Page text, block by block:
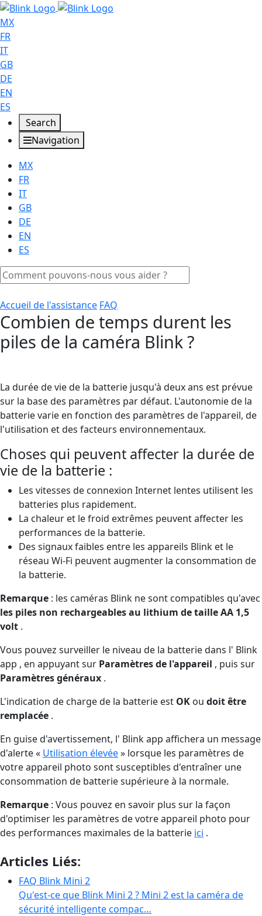
MX
FR
IT
GB
DE
EN
ES
Search
Navigation
MX
FR
IT
GB
DE
EN
ES
Accueil de l'assistance FAQ
Combien de temps durent les
piles de la caméra Blink ?
La durée de vie de la batterie jusqu'à deux ans est prévue
sur la base des paramètres par défaut. L'autonomie de la
batterie varie en fonction des paramètres de l'appareil, de
l'utilisation et des facteurs environnementaux.
Choses qui peuvent affecter la durée de
vie de la batterie :
Les vitesses de connexion Internet lentes utilisent les
batteries plus rapidement.
La chaleur et le froid extrêmes peuvent affecter les
performances de la batterie.
Des signaux faibles entre les appareils Blink et le
réseau Wi-Fi peuvent augmenter la consommation de
la batterie.
Remarque : les caméras Blink ne sont compatibles qu'avec
les piles non rechargeables au lithium de taille AA 1,5
volt .
Vous pouvez surveiller le niveau de la batterie dans l' Blink
app , en appuyant sur Paramètres de l'appareil , puis sur
Paramètres généraux .
L'indication de charge de la batterie est OK ou doit être
remplacée .
En guise d'avertissement, l' Blink app affichera un message
d'alerte « Utilisation élevée» lorsque les paramètres de
votre appareil photo sont susceptibles d'entraîner une
consommation de batterie supérieure à la normale.
Remarque : Vous pouvez en savoir plus sur la façon
d'optimiser les paramètres de votre appareil photo pour
des performances maximales de la batterie ici .
Articles Liés:
FAQ Blink Mini 2
Qu'est-ce que Blink Mini 2 ? Mini 2 est la caméra de
sécurité intelligente compac…